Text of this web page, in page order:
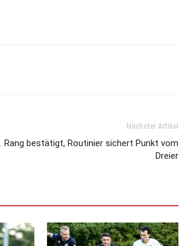
Nächster Artikel
Rang bestätigt, Routinier sichert Punkt vom
Dreier